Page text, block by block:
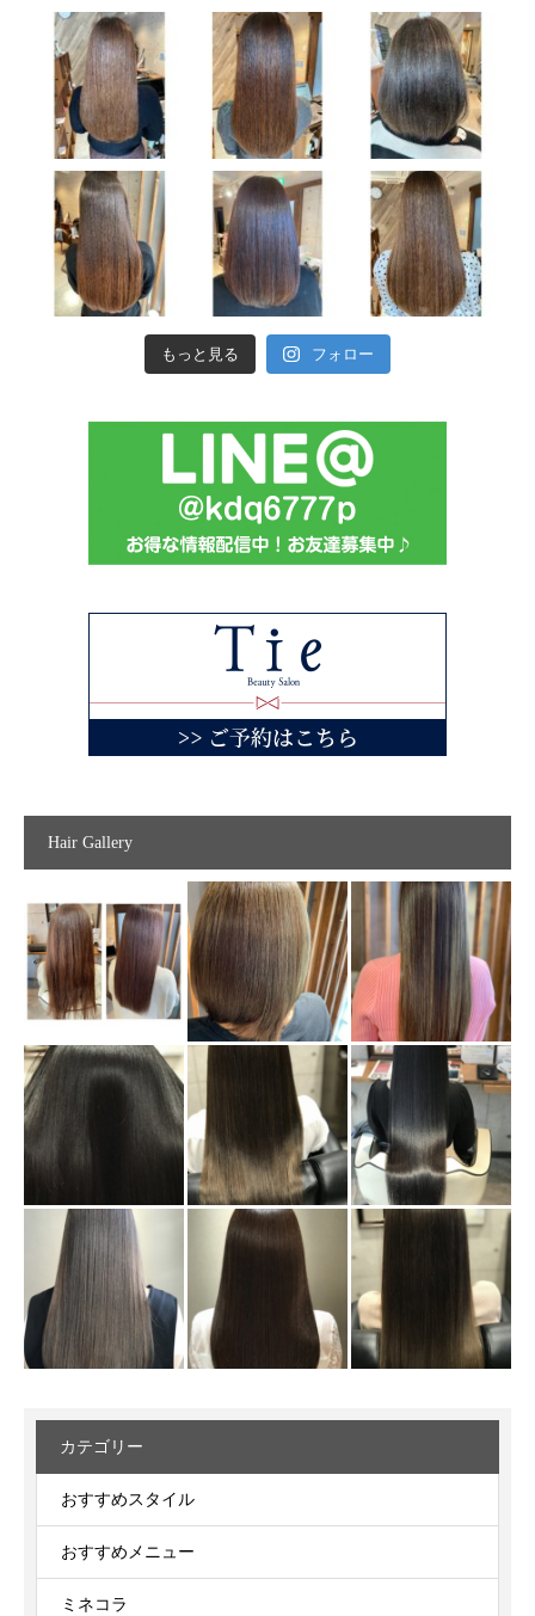
もっと見る フォロー
Hair Gallery
カテゴリー
おすすめスタイル
おすすめメニュー
ミネコラ